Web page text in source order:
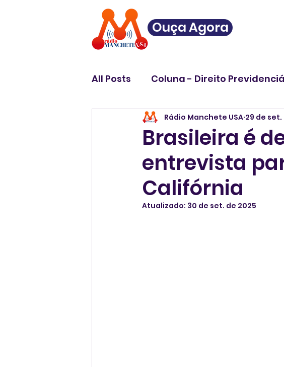
Ouça Agora
All Posts Coluna - Direito
Brasileira é
entrevista
Califórnia
Rádio Manchete USA 29 de set.
Atualizado: 30 de set. de 2025